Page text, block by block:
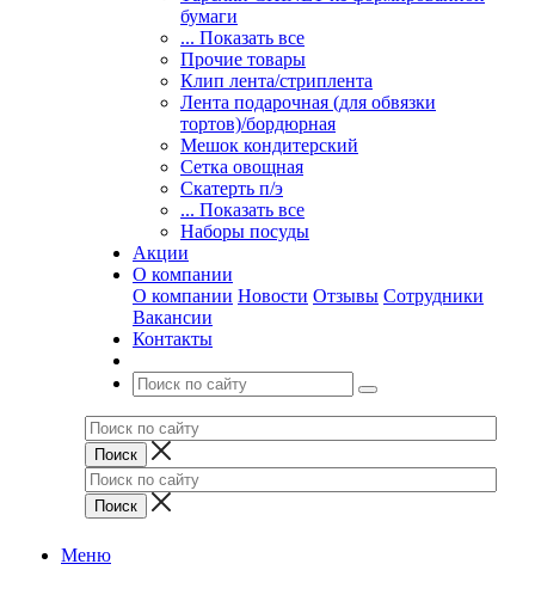
бумаги
... Показать все
Прочие товары
Клип лента/стриплента
Лента подарочная (для обвязки
тортов)/бордюрная
Мешок кондитерский
Сетка овощная
Скатерть п/э
... Показать все
Наборы посуды
Акции
О компании
О компании Новости Отзывы Сотрудники
Вакансии
Контакты
Меню